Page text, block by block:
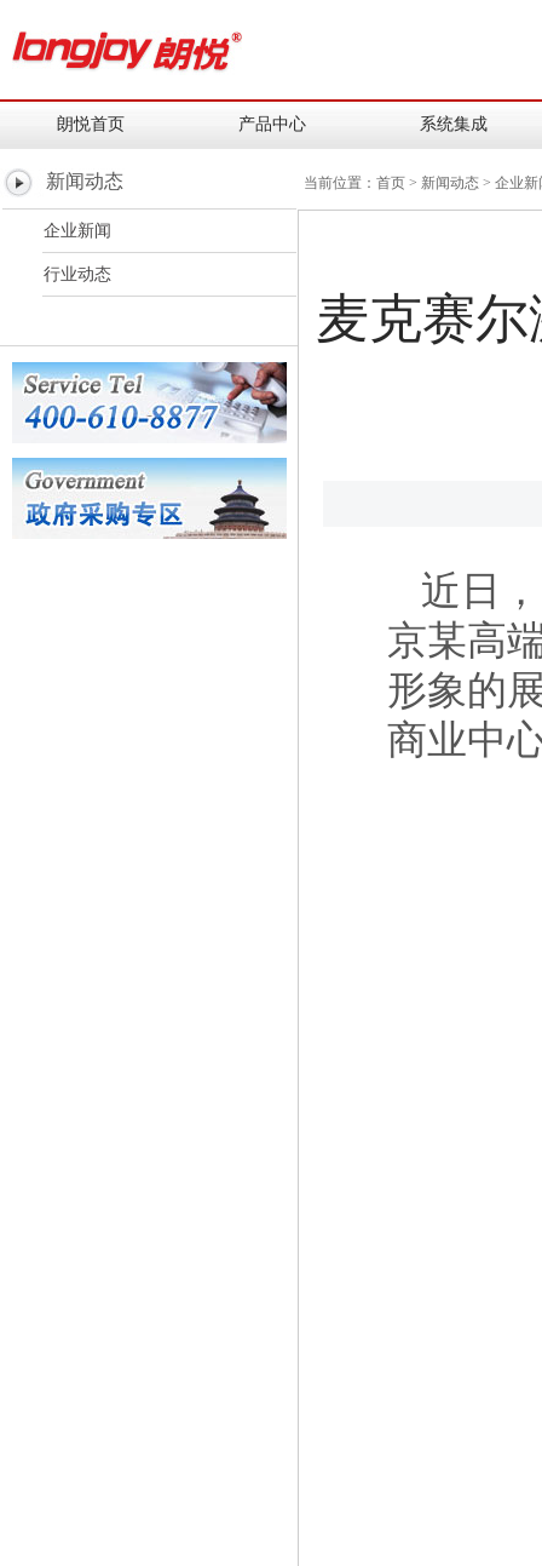
朗悦首页 产品中心 系统集成
新闻动态
企业新闻
行业动态
当前位置： 首页 > 新闻动态 > 企业新
麦克赛
近日
京某高
形象的
商业中